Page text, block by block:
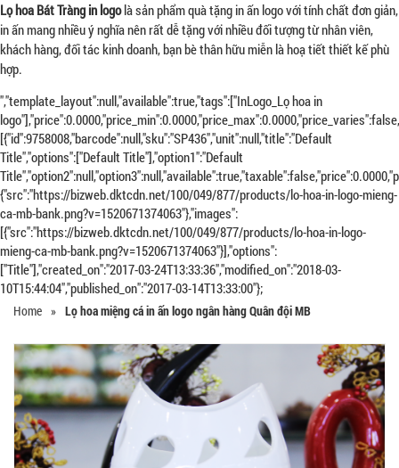
Lọ hoa Bát Tràng in logolà sản phẩm quà tặng in ấn logo với tính chất đơn giản,
in ấn mang nhiều ý nghĩa nên rất dễ tặng với nhiều đối tượng từ nhân viên,
khách hàng, đối tác kinh doanh, bạn bè thân hữu miễn là hoạ tiết thiết kế phù
hợp.
","template_layout":null,"available":true,"tags":["InLogo_Lọ hoa in
[{"id":9758008,"barcode":null,"sku":"SP436","unit":null,"title":"Default
Title","options":["Default Title"],"option1":"Default
{"src":"https://bizweb.dktcdn.net/100/049/877/products/lo-hoa-in-logo-mieng-
ca-mb-bank.png?v=1520671374063"},"images":
[{"src":"https://bizweb.dktcdn.net/100/049/877/products/lo-hoa-in-logo-
mieng-ca-mb-bank.png?v=1520671374063"}],"options":
["Title"],"created_on":"2017-03-24T13:33:36","modified_on":"2018-03-
10T15:44:04","published_on":"2017-03-14T13:33:00"};
Home » Lọ hoa miệng cá in ấn logo ngân hàng Quân đội MB